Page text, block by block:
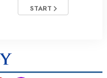
START